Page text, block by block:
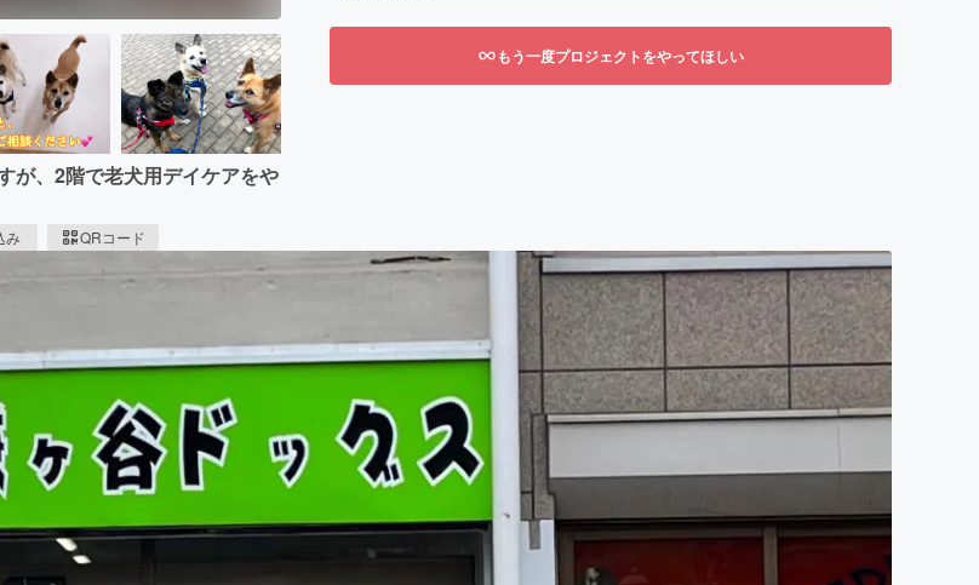
が、2階で老犬用デイケアをや
み QRコード
もう一度プロジェクトをやってほしい